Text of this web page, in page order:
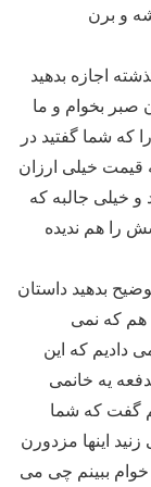
و برن
اجازه بدهید
صبر بخوام و ما
که شما گفتید در
قیمت خیلی ارزان
خیلی جالبه که
را هم ندیده
بدهید داستان
هم که نمی
دادیم که این
یه خانمی
گفت که شما
اینها مزدورن
ببینم چی می